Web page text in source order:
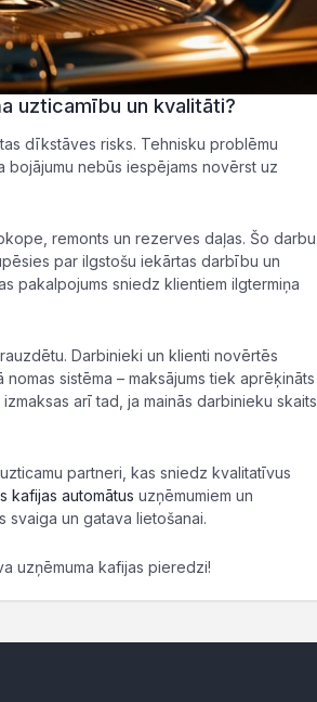
uzticamību un kvalitāti?
dīkstāves risks. Tehnisku problēmu
bojājumu nebūs iespējams novērst uz
remonts un rezerves daļas. Šo darbu
par ilgstošu iekārtas darbību un
pakalpojums sniedz klientiem ilgtermiņa
Darbinieki un klienti novērtēs
sistēma – maksājums tiek aprēķināts
arī tad, ja mainās darbinieku skaits
partneri, kas sniedz kvalitatīvus
kafijas automātus uzņēmumiem un
un gatava lietošanai.
uzņēmuma kafijas pieredzi!